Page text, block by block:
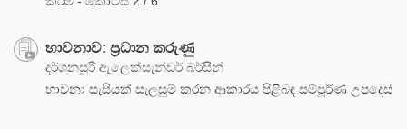
භාවනාව: ප්‍රධාන කරුණු
දර්ශනසූරී ඇලෙක්සැන්ඩර් බර්සින්
භාවනා සැසියක් සැලසුම් කරන ආකාරය පිළිබඳ සම්පූර්ණ උපදෙස්